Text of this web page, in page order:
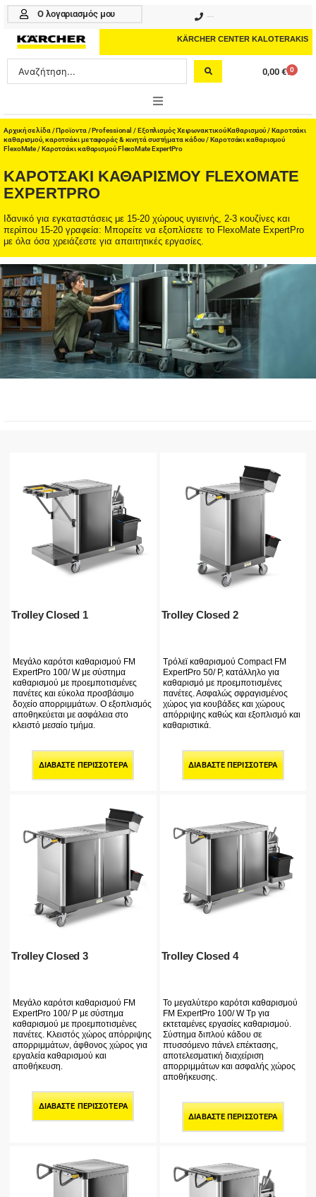
Μετάβαση
περιεχόμενο
Ο λογαριασμός μου
KÄRCHER CENTER KALOTERAKIS
Search
...
0,00 € 0
Cart
ONLINE SHOP
PROFESSIONAL
ΑΞΕΣΟΥΑΡ
ΚΑΘΑΡΙΣΤΙΚΑ
ΥΠΗΡΕΣΙΕΣ-ΝΕΑ-ΛΥΣΕΙΣ
Αρχική σελίδα /Προϊοντα /Professional /Εξοπλισμός Χειρωνακτικού Καθαρισμού/Καροτσάκι
καθαρισμού, καροτσάκι μεταφοράς & κινητά συστήματα κάδου/Καροτσάκι καθαρισμού
FlexoMate/ Καροτσάκι καθαρισμού FlexoMate ExpertPro
ΚΑΡΟΤΣΆΚΙ ΚΑΘΑΡΙΣΜΟΎ FLEXOMATE
EXPERTPRO
Ιδανικό για εγκαταστάσεις με 15-20 χώρους υγιεινής, 2-3 κουζίνες και
περίπου 15-20 γραφεία: Μπορείτε να εξοπλίσετε το FlexoMate ExpertPro
με όλα όσα χρειάζεστε για απαιτητικές εργασίες.
Trolley Closed 1
Μεγάλο καρότσι καθαρισμού FM
ExpertPro 100/ W με σύστημα
καθαρισμού με προεμποτισμένες
πανέτες και εύκολα προσβάσιμο
δοχείο απορριμμάτων. Ο εξοπλισμός
αποθηκεύεται με ασφάλεια στο
κλειστό μεσαίο τμήμα.
ΔΙΑΒΆΣΤΕ ΠΕΡΙΣΣΌΤΕΡΑ
Trolley Closed 2
Τρόλεϊ καθαρισμού Compact FM
ExpertPro 50/ P, κατάλληλο για
καθαρισμό με προεμποτισμένες
πανέτες. Ασφαλώς σφραγισμένος
χώρος για κουβάδες και χώρους
απόρριψης καθώς και εξοπλισμό και
καθαριστικά.
ΔΙΑΒΆΣΤΕ ΠΕΡΙΣΣΌΤΕΡΑ
Trolley Closed 3
Μεγάλο καρότσι καθαρισμού FM
ExpertPro 100/ P με σύστημα
καθαρισμού με προεμποτισμένες
πανέτες. Κλειστός χώρος απόρριψης
απορριμμάτων, άφθονος χώρος για
εργαλεία καθαρισμού και
αποθήκευση.
ΔΙΑΒΆΣΤΕ ΠΕΡΙΣΣΌΤΕΡΑ
Trolley Closed 4
Το μεγαλύτερο καρότσι καθαρισμού
FM ExpertPro 100/ W Tp για
εκτεταμένες εργασίες καθαρισμού.
Σύστημα διπλού κάδου σε
πτυσσόμενο πάνελ επέκτασης,
αποτελεσματική διαχείριση
απορριμμάτων και ασφαλής χώρος
αποθήκευσης.
ΔΙΑΒΆΣΤΕ ΠΕΡΙΣΣΌΤΕΡΑ